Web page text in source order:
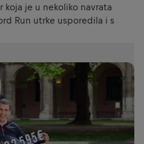
je u nekoliko navrata
Run utrke usporedila i s